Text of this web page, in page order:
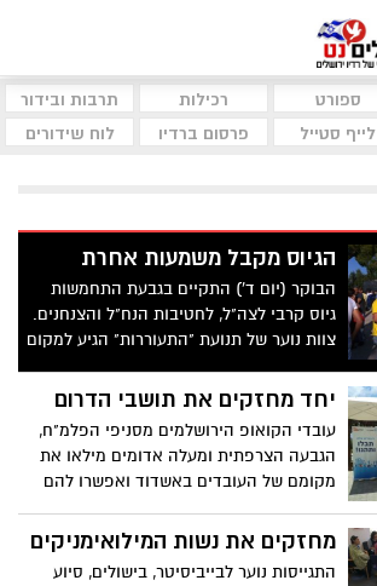
ספורט רכילות
תרבות ובידור
לייף סטייל פרסום ברדיו לוח שידורים
הגיוס מקבל משמעות אחרת
הבוקר (יום ד') התקיים בגבעת התחמשות
גיוס קרבי לצה"ל, לחטיבות הנח"ל והצנחנים.
צוות נוער של תנועת "התעוררות" הגיע למקום
הצלחה בשירות וכמובן ששובו בשלום הביתה,
יחד מחזקים את תושבי הדרום
עובדי הקואופ הירושלמים מסניפי הפלמ"ח,
הגבעה הצרפתית ומעלה אדומים מילאו את
מקומם של העובדים באשדוד ואפשרו להם
מחזקים את נשות המילואימניקים
התגייסות נוער לבייביסיטר, בישולים, סיוע